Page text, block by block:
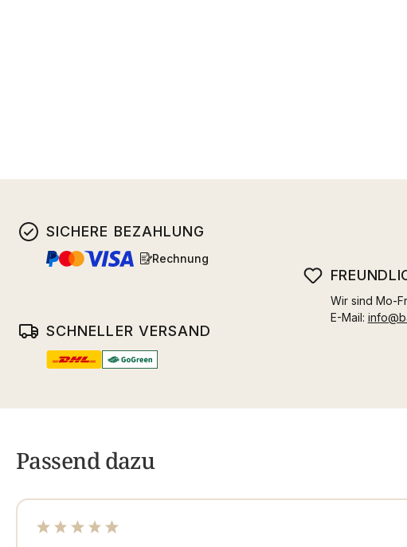
SICHERE BEZAHLUNG
Rechnung
SCHNELLER VERSAND
Wir sind Mo-
E-Mail:
Passend dazu